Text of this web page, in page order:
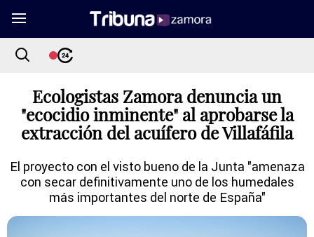
Ecologistas Zamora denuncia un
"ecocidio inminente" al aprobarse la
extracción del acuífero de Villafáfila
El proyecto con el visto bueno de la Junta "amenaza
con secar definitivamente uno de los humedales
más importantes del norte de España"